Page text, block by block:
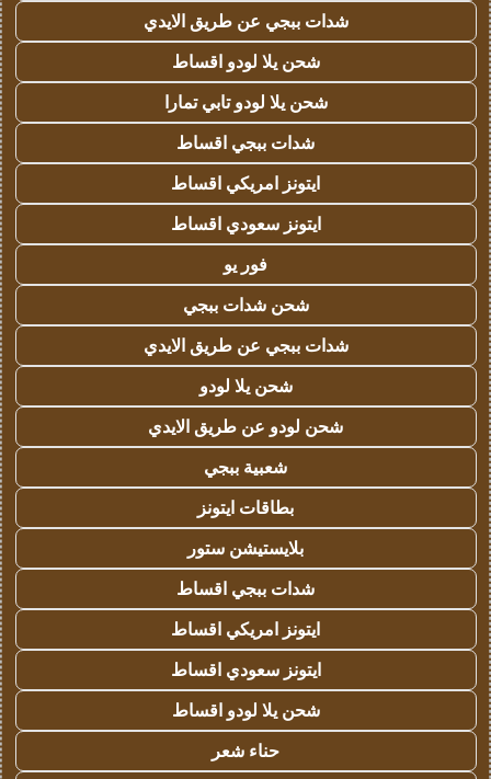
شدات ببجي عن طريق الايدي
شحن يلا لودو اقساط
شحن يلا لودو تابي تمارا
شدات ببجي اقساط
ايتونز امريكي اقساط
ايتونز سعودي اقساط
فور يو
شحن شدات ببجي
شدات ببجي عن طريق الايدي
شحن يلا لودو
شحن لودو عن طريق الايدي
شعبية ببجي
بطاقات ايتونز
بلايستيشن ستور
شدات ببجي اقساط
ايتونز امريكي اقساط
ايتونز سعودي اقساط
شحن يلا لودو اقساط
حناء شعر